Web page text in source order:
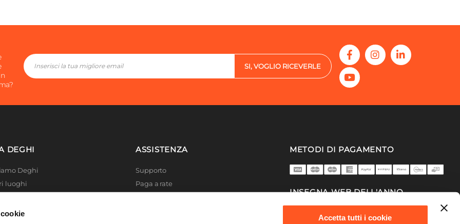
Accetta tutti i cookie
SI, VOGLIO RICEVERLE
DEGHI
Deghi
luoghi
produzione
ASSISTENZA
Supporto
Paga a rate
METODI DI PAGAMENTO
INSEGNA WEB DELL'ANNO